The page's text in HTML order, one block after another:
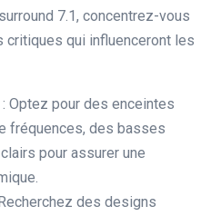
7.1, concentrez-vous
qui influenceront les
Optez pour des enceintes
fréquences, des basses
pour assurer une
des designs